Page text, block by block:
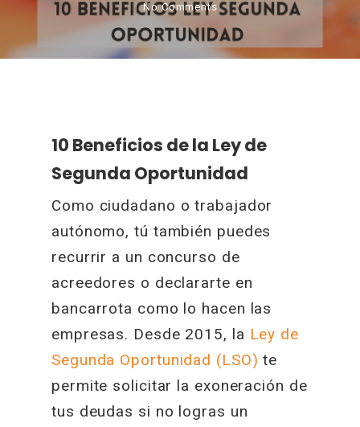
No Comments
10 Beneficios de la Ley de
Segunda Oportunidad
Como ciudadano o trabajador
autónomo, tú también puedes
recurrir a un concurso de
acreedores o declararte en
bancarrota como lo hacen las
empresas. Desde 2015, la Ley de
Segunda Oportunidad (LSO) te
permite solicitar la exoneración de
tus deudas si no logras un